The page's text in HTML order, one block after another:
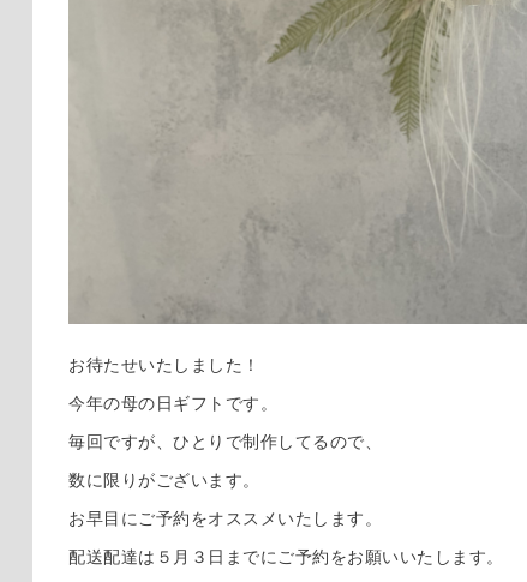
お待たせいたしました！
今年の母の日ギフトです。
毎回ですが、ひとりで制作してるので、
数に限りがございます。
お早目にご予約をオススメいたします。
配送配達は５月３日までにご予約をお願いいたします。